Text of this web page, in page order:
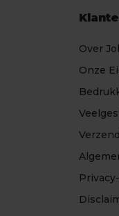
Over
Onze